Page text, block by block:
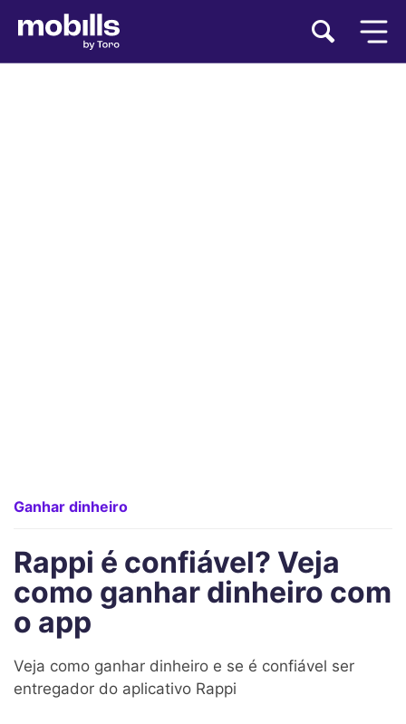
Ganhar dinheiro
Rappi é confiável? Veja
como ganhar dinheiro com
o app
Veja como ganhar dinheiro e se é confiável ser
entregador do aplicativo Rappi